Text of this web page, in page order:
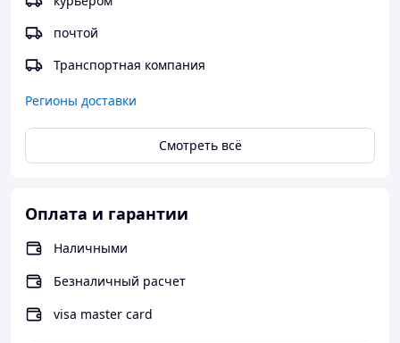
почтой
Транспортная компания
Регионы доставки
Смотреть всё
Оплата и гарантии
Наличными
Безналичный расчет
visa master card